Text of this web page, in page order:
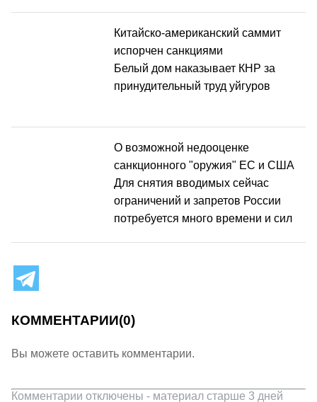
Китайско-американский саммит
испорчен санкциями
Белый дом наказывает КНР за
принудительный труд уйгуров
О возможной недооценке
санкционного "оружия" ЕС и США
Для снятия вводимых сейчас
ограничений и запретов России
потребуется много времени и сил
КОММЕНТАРИИ(0)
Вы можете оставить комментарии.
Комментарии отключены - материал старше 3 дней